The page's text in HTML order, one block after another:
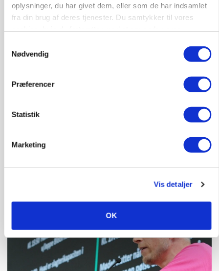
oplysninger, du har givet dem, eller som de har indsamlet
fra din brug af deres tjenester. Du samtykker til vores
Nødvendig
Præferencer
Statistik
Marketing
Vis detaljer
OK
HØST-TOUR